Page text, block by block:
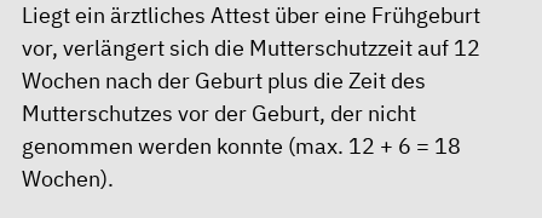
Liegt ein ärztliches Attest über eine Frühgeburt
vor, verlängert sich die Mutterschutzzeit auf 12
Wochen nach der Geburt plus die Zeit des
Mutterschutzes vor der Geburt, der nicht
genommen werden konnte (max. 12 + 6 = 18
Wochen).